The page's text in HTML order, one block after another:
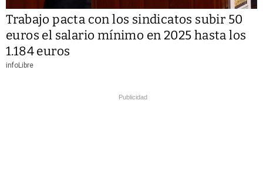
Trabajo pacta con los sindicatos subir 50
euros el salario mínimo en 2025 hasta los
1.184 euros
infoLibre
Publicidad